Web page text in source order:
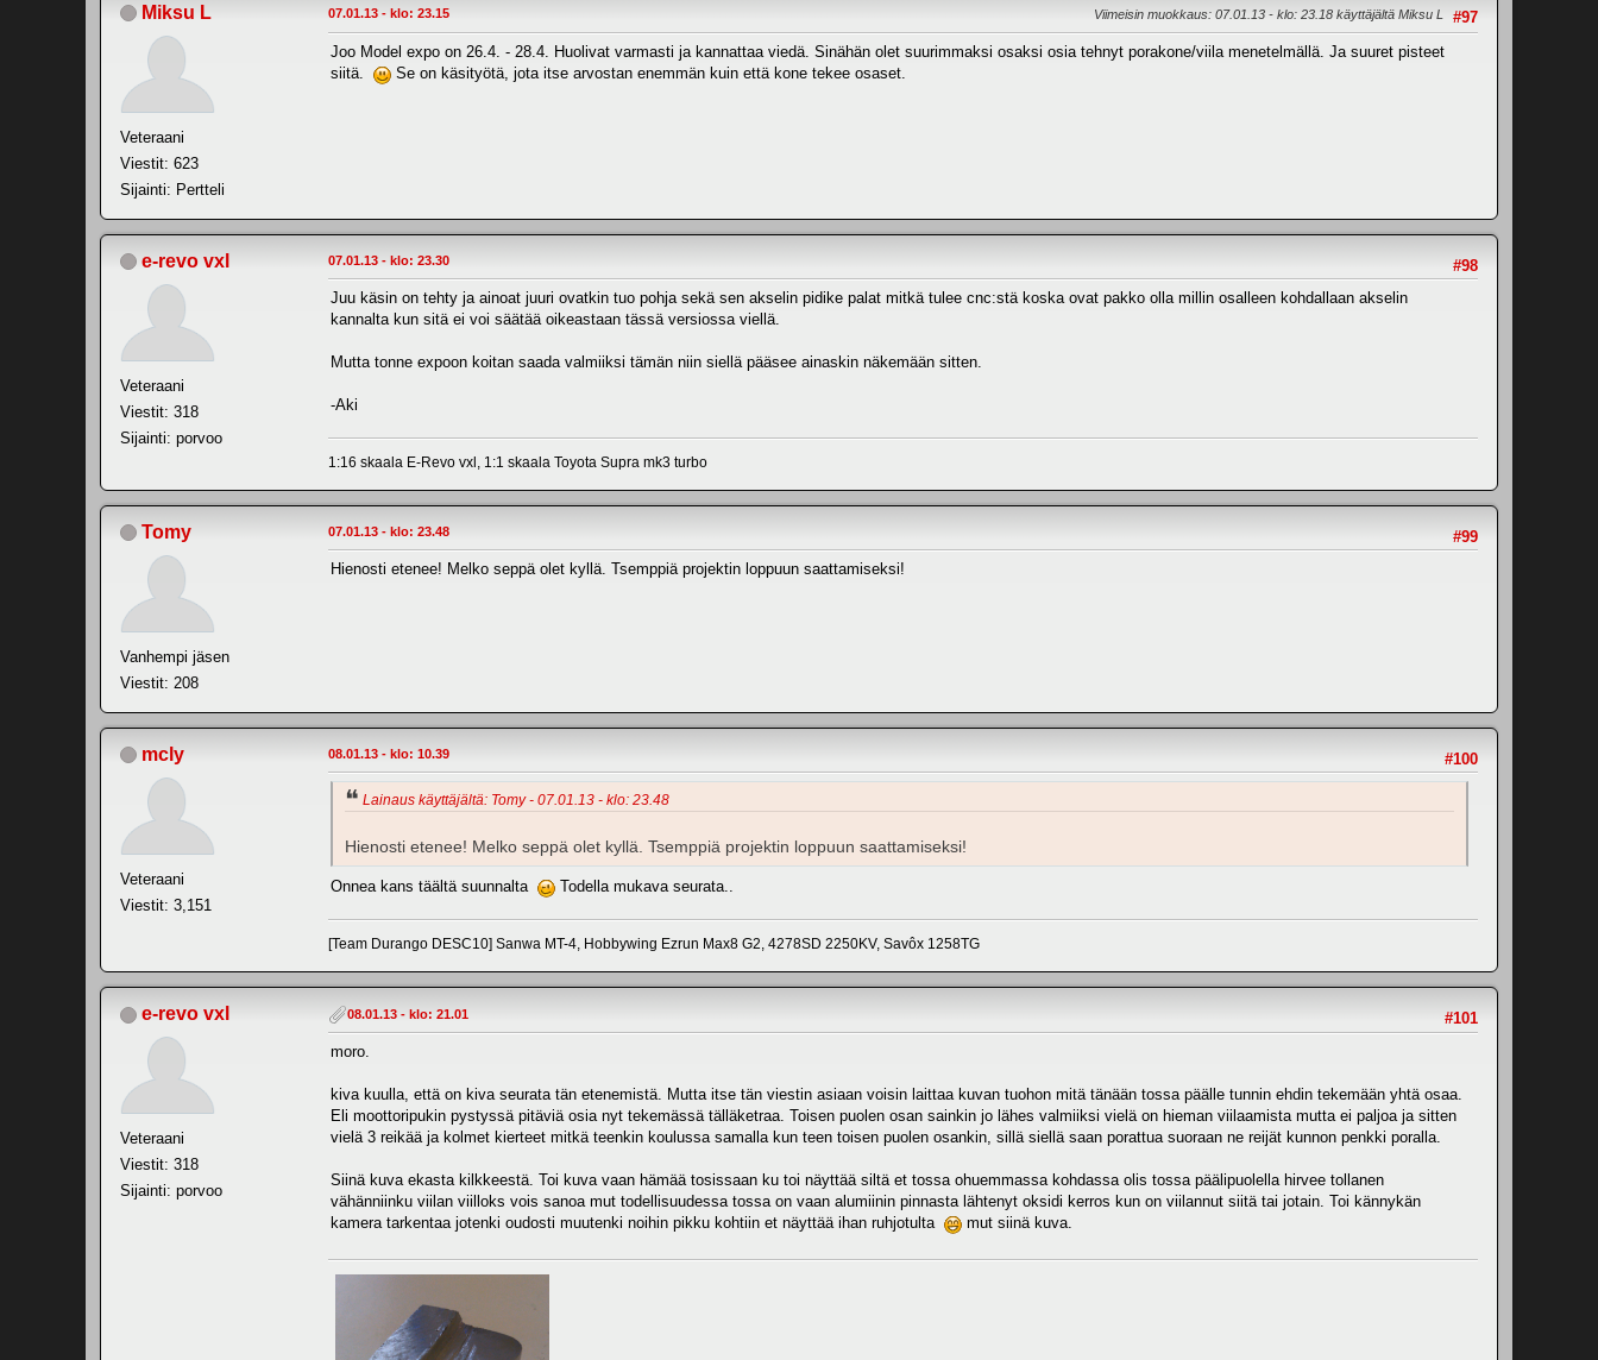
Miksu L
Veteraani
Viestit: 623
Sijainti: Pertteli
#97
07.01.13 - klo: 23.15 Viimeisin muokkaus: 07.01.13 - klo: 23.18 käyttäjältä Miksu L
Joo Model expo on 26.4. - 28.4. Huolivat varmasti ja kannattaa viedä. Sinähän olet suurimmaksi osaksi osia tehnyt porakone/viila menetelmällä. Ja suuret pisteet
siitä.
Se on käsityötä, jota itse arvostan enemmän kuin että kone tekee osaset.
e-revo vxl
Veteraani
Viestit: 318
Sijainti: porvoo
#98
07.01.13 - klo: 23.30
Juu käsin on tehty ja ainoat juuri ovatkin tuo pohja sekä sen akselin pidike palat mitkä tulee cnc:stä koska ovat pakko olla millin osalleen kohdallaan akselin
kannalta kun sitä ei voi säätää oikeastaan tässä versiossa viellä.
Mutta tonne expoon koitan saada valmiiksi tämän niin siellä pääsee ainaskin näkemään sitten.
-Aki
1:16 skaala E-Revo vxl, 1:1 skaala Toyota Supra mk3 turbo
Tomy
Vanhempi jäsen
Viestit: 208
#99
07.01.13 - klo: 23.48
Hienosti etenee! Melko seppä olet kyllä. Tsemppiä projektin loppuun saattamiseksi!
mcly
Veteraani
Viestit: 3,151
#100
08.01.13 - klo: 10.39
Lainaus käyttäjältä: Tomy - 07.01.13 - klo: 23.48
Hienosti etenee! Melko seppä olet kyllä. Tsemppiä projektin loppuun saattamiseksi!
Onnea kans täältä suunnalta Todella mukava seurata..
[Team Durango DESC10] Sanwa MT-4, Hobbywing Ezrun Max8 G2, 4278SD 2250KV, Savôx 1258TG
e-revo vxl
Veteraani
Viestit: 318
Sijainti: porvoo
#101
08.01.13 - klo: 21.01
moro.
kiva kuulla, että on kiva seurata tän etenemistä. Mutta itse tän viestin asiaan voisin laittaa kuvan tuohon mitä tänään tossa päälle tunnin ehdin tekemään yhtä osaa.
Eli moottoripukin pystyssä pitäviä osia nyt tekemässä tälläketraa. Toisen puolen osan sainkin jo lähes valmiiksi vielä on hieman viilaamista mutta ei paljoa ja sitten
vielä 3 reikää ja kolmet kierteet mitkä teenkin koulussa samalla kun teen toisen puolen osankin, sillä siellä saan porattua suoraan ne reijät kunnon penkki poralla.
Siinä kuva ekasta kilkkeestä. Toi kuva vaan hämää tosissaan ku toi näyttää siltä et tossa ohuemmassa kohdassa olis tossa päälipuolella hirvee tollanen
vähänniinku viilan viilloks vois sanoa mut todellisuudessa tossa on vaan alumiinin pinnasta lähtenyt oksidi kerros kun on viilannut siitä tai jotain. Toi kännykän
kamera tarkentaa jotenki oudosti muutenki noihin pikku kohtiin et näyttää ihan ruhjotulta
mut siinä kuva.